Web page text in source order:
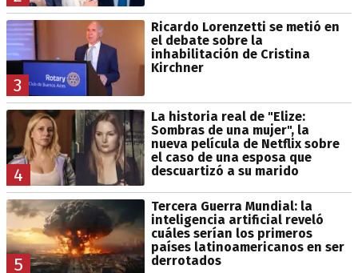
3
Ricardo Lorenzetti se metió en
el debate sobre la
inhabilitación de Cristina
Kirchner
4
La historia real de "Elize:
Sombras de una mujer", la
nueva película de Netflix sobre
el caso de una esposa que
descuartizó a su marido
5
Tercera Guerra Mundial: la
inteligencia artificial reveló
cuáles serían los primeros
países latinoamericanos en ser
derrotados